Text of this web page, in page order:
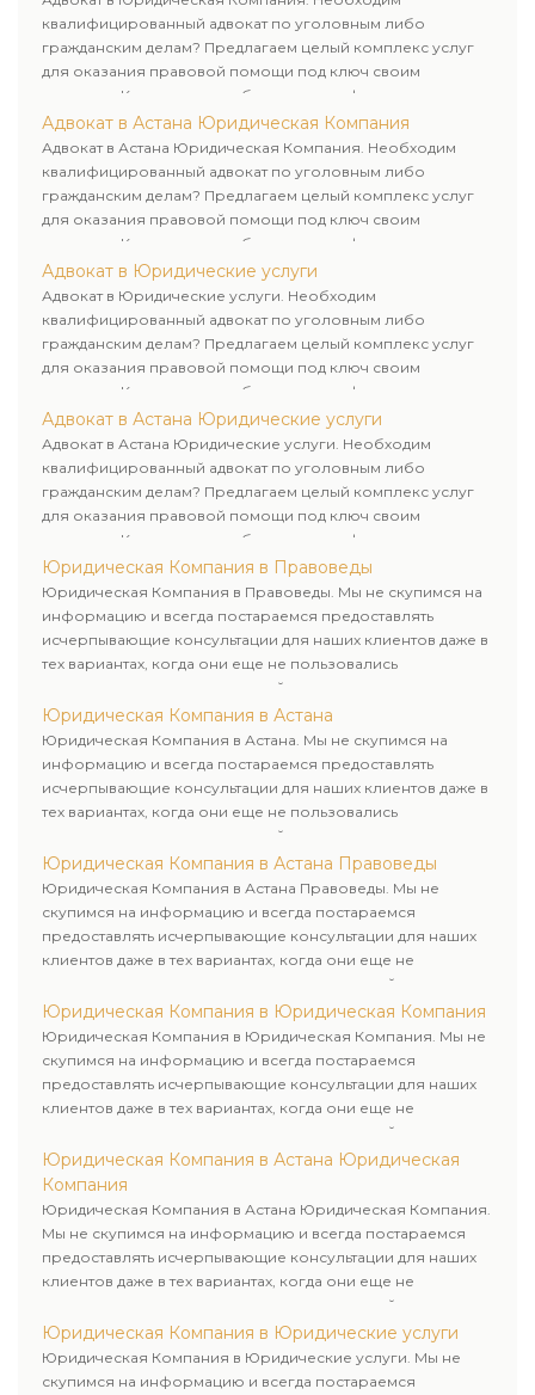
квалифицированный адвокат по уголовным либо
гражданским делам? Предлагаем целый комплекс услуг
для оказания правовой помощи под ключ своим
клиентам. Комплексное обслуживание физических и
юридических лиц. Индивидуальный подход к каждому
клиенту.
Адвокат в Астана Юридическая Компания
Адвокат в Астана Юридическая Компания. Необходим
квалифицированный адвокат по уголовным либо
гражданским делам? Предлагаем целый комплекс услуг
для оказания правовой помощи под ключ своим
клиентам. Комплексное обслуживание физических и
юридических лиц. Индивидуальный подход к каждому
клиенту.
Адвокат в Юридические услуги
Адвокат в Юридические услуги. Необходим
квалифицированный адвокат по уголовным либо
гражданским делам? Предлагаем целый комплекс услуг
для оказания правовой помощи под ключ своим
клиентам. Комплексное обслуживание физических и
юридических лиц. Индивидуальный подход к каждому
клиенту.
Адвокат в Астана Юридические услуги
Адвокат в Астана Юридические услуги. Необходим
квалифицированный адвокат по уголовным либо
гражданским делам? Предлагаем целый комплекс услуг
для оказания правовой помощи под ключ своим
клиентам. Комплексное обслуживание физических и
юридических лиц. Индивидуальный подход к каждому
клиенту.
Юридическая Компания в Правоведы
Юридическая Компания в Правоведы. Мы не скупимся на
информацию и всегда постараемся предоставлять
исчерпывающие консультации для наших клиентов даже в
тех вариантах, когда они еще не пользовались
юридическими услугами нашей компании.
Юридическая Компания в Астана
Юридическая Компания в Астана. Мы не скупимся на
информацию и всегда постараемся предоставлять
исчерпывающие консультации для наших клиентов даже в
тех вариантах, когда они еще не пользовались
юридическими услугами нашей компании.
Юридическая Компания в Астана Правоведы
Юридическая Компания в Астана Правоведы. Мы не
скупимся на информацию и всегда постараемся
предоставлять исчерпывающие консультации для наших
клиентов даже в тех вариантах, когда они еще не
пользовались юридическими услугами нашей компании.
Юридическая Компания в Юридическая Компания
Юридическая Компания в Юридическая Компания. Мы не
скупимся на информацию и всегда постараемся
предоставлять исчерпывающие консультации для наших
клиентов даже в тех вариантах, когда они еще не
пользовались юридическими услугами нашей компании.
Юридическая Компания в Астана Юридическая
Компания
Юридическая Компания в Астана Юридическая Компания.
Мы не скупимся на информацию и всегда постараемся
предоставлять исчерпывающие консультации для наших
клиентов даже в тех вариантах, когда они еще не
пользовались юридическими услугами нашей компании.
Юридическая Компания в Юридические услуги
Юридическая Компания в Юридические услуги. Мы не
скупимся на информацию и всегда постараемся